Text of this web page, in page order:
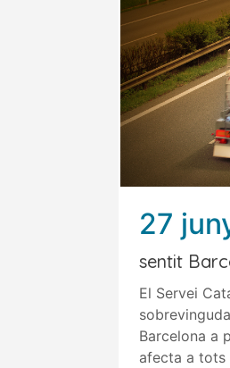
27
sentit
El Servei
Barcelona a
afecta a tots